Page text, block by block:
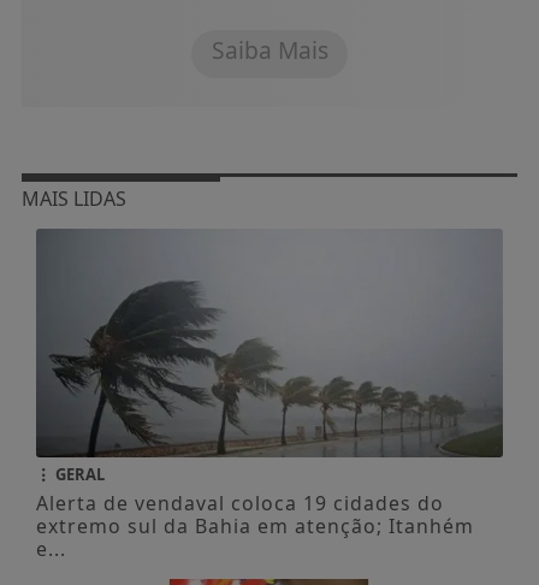
Saiba Mais
MAIS LIDAS
GERAL
Alerta de vendaval coloca 19 cidades do
extremo sul da Bahia em atenção; Itanhém
e...